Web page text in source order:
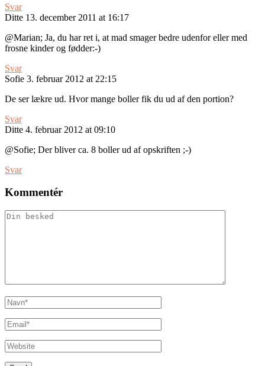
Svar
Ditte 13. december 2011 at 16:17
@Marian; Ja, du har ret i, at mad smager bedre udenfor eller med
frosne kinder og fødder:-)
Svar
Sofie 3. februar 2012 at 22:15
De ser lækre ud. Hvor mange boller fik du ud af den portion?
Svar
Ditte 4. februar 2012 at 09:10
@Sofie; Der bliver ca. 8 boller ud af opskriften ;-)
Svar
Kommentér